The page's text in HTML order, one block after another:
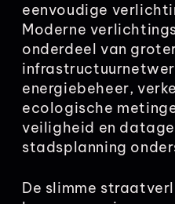
eenvoudige
Moderne
onderdeel van
energiebeheer,
ecologische
veiligheid en
stadsplanning
De slimme